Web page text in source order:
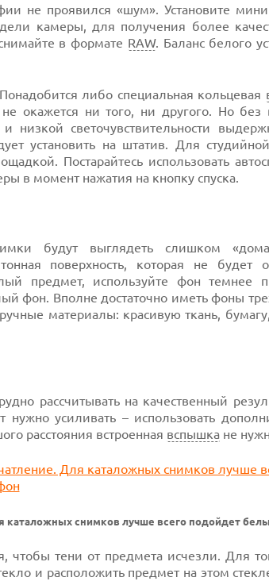
не проявился «шум». Установите
камеры, для получения более
в формате RAW. Баланс белого
либо специальная кольцевая
окажется ни того, ни другого. Но без
светочувствительности
установить на штатив. Для
Постарайтесь использовать
в момент нажатия на кнопку спуска.
будут выглядеть слишком
поверхность, которая не будет
предмет, используйте фон темнее
фон. Вполне достаточно иметь фоны
материалы: красивую ткань,
рассчитывать на качественный
усиливать – использовать
расстояния встроенная вспышка не
каталожных снимков лучше всего подойдет
чтобы тени от предмета исчезли. Для
и расположить предмет на этом